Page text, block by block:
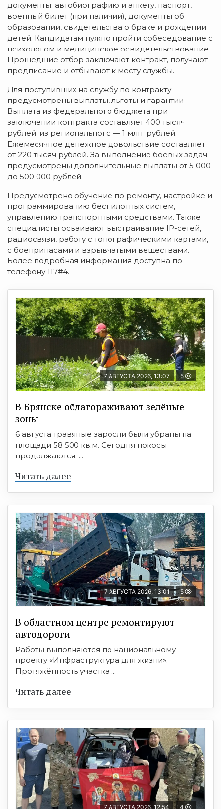
документы: автобиографию и анкету, паспорт,
военный билет (при наличии), документы об
образовании, свидетельства о браке и рождении
детей. Кандидатам нужно пройти собеседование с
психологом и медицинское освидетельствование.
Прошедшие отбор заключают контракт, получают
предписание и отбывают к месту службы.
Для поступивших на службу по контракту
предусмотрены выплаты, льготы и гарантии.
Выплата из федерального бюджета при
заключении контракта составляет 400 тысяч
рублей, из регионального — 1 млн рублей.
Ежемесячное денежное довольствие составляет
от 220 тысяч рублей. За выполнение боевых задач
предусмотрены дополнительные выплаты от 5 000
до 500 000 рублей.
Предусмотрено обучение по ремонту, настройке и
программированию беспилотных систем,
управлению транспортными средствами. Также
специалисты осваивают выстраивание IP-сетей,
радиосвязи, работу с топографическими картами,
с боеприпасами и взрывчатыми веществами.
Более подробная информация доступна по
телефону 117#4.
7 АВГУСТА 2026, 13:07 5
В Брянске облагораживают зелёные
зоны
6 августа травяные заросли были убраны на
площади 58 500 кв.м. Сегодня покосы
продолжаются. ...
Читать далее
7 АВГУСТА 2026, 13:01 5
В областном центре ремонтируют
автодороги
Работы выполняются по национальному
проекту «Инфраструктура для жизни».
Протяжённость участка ...
Читать далее
7 АВГУСТА 2026, 12:54 4